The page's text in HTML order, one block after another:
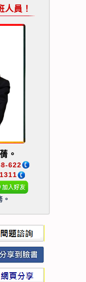
人員！
。
622